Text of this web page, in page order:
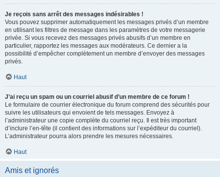
Je reçois sans arrêt des messages indésirables !
Vous pouvez supprimer automatiquement les messages privés d’un membre
en utilisant les filtres de message dans les paramètres de votre messagerie
privée. Si vous recevez des messages privés abusifs d’un membre en
particulier, rapportez les messages aux modérateurs. Ce dernier a la
possibilité d’empêcher complètement un membre d’envoyer des messages
privés.
Haut
J’ai reçu un spam ou un courriel abusif d’un membre de ce forum !
Le formulaire de courrier électronique du forum comprend des sécurités pour
suivre les utilisateurs qui envoient de tels messages. Envoyez à
l’administrateur une copie complète du courriel reçu. Il est très important
d’inclure l’en-tête (il contient des informations sur l’expéditeur du courriel).
L’administrateur pourra alors prendre les mesures nécessaires.
Haut
Amis et ignorés